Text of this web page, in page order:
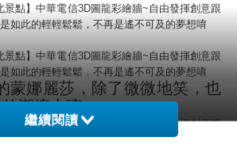
蒙娜麗莎，除了微微地笑，也
潮流走唷
繼續閱讀